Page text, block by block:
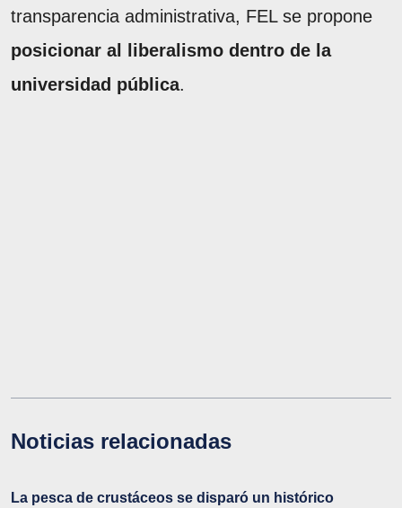
transparencia administrativa, FEL se propone
posicionar al liberalismo dentro de la
universidad pública.
Noticias relacionadas
La pesca de crustáceos se disparó un histórico